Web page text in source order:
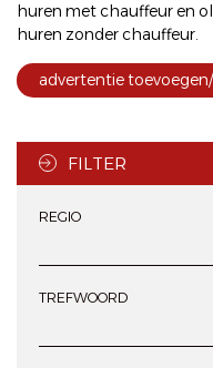
huren met chauffeur en
huren zonder chauffeur.
advertentie
FILTER
REGIO
TREFWOORD